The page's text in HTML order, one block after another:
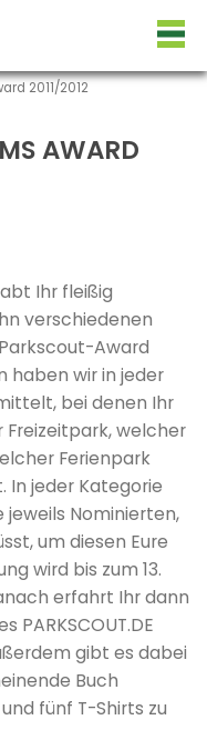
2011/2012
AWARD
Ihr fleißig
verschiedenen
Award
haben wir in jeder
bei denen Ihr
welcher
Ferienpark
In jeder Kategorie
jeweils Nominierten,
um diesen Eure
wird bis zum 13.
erfahrt Ihr dann
PARKSCOUT.DE
gibt es dabei
Buch
fünf T-Shirts zu